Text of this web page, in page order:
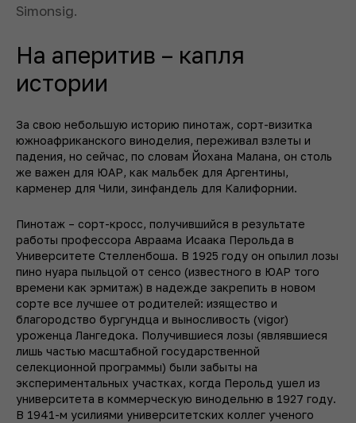
Simonsig.
На аперитив – капля
истории
За свою небольшую историю пинотаж, сорт-визитка
южноафриканского виноделия, переживал взлеты и
падения, но сейчас, по словам Йохана Малана, он столь
же важен для ЮАР, как мальбек для Аргентины,
карменер для Чили, зинфандель для Калифорнии.
Пинотаж – сорт-кросс, получившийся в результате
работы профессора Авраама Исаака Перольда в
Университете Стелленбоша. В 1925 году он опылил лозы
пино нуара пыльцой от сенсо (известного в ЮАР того
времени как эрмитаж) в надежде закрепить в новом
сорте все лучшее от родителей: изящество и
благородство бургундца и выносливость (vigor)
уроженца Лангедока. Получившиеся лозы (являвшиеся
лишь частью масштабной государственной
селекционной программы) были забыты на
экспериментальных участках, когда Перольд ушел из
университета в коммерческую винодельню в 1927 году.
В 1941-м усилиями университетских коллег ученого